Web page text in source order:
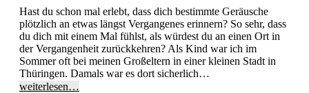
Hast du schon mal erlebt, dass dich bestimmte Geräusche
plötzlich an etwas längst Vergangenes erinnern? So sehr, dass
du dich mit einem Mal fühlst, als würdest du an einen Ort in
der Vergangenheit zurückkehren? Als Kind war ich im
Sommer oft bei meinen Großeltern in einer kleinen Stadt in
Thüringen. Damals war es dort sicherlich…
weiterlesen…